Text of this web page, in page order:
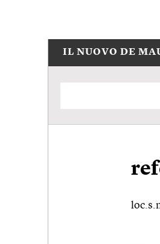
IL NUOVO DE